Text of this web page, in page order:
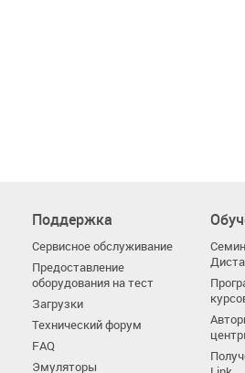
Поддержка
Сервисное обслуживание
Предоставление
оборудования на тест
Загрузки
Технический форум
FAQ
Эмуляторы